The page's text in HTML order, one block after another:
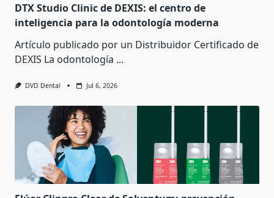
DTX Studio Clinic de DEXIS: el centro de
inteligencia para la odontología moderna
Artículo publicado por un Distribuidor Certificado de
DEXIS La odontología ...
DVD Dental Jul 6, 2026